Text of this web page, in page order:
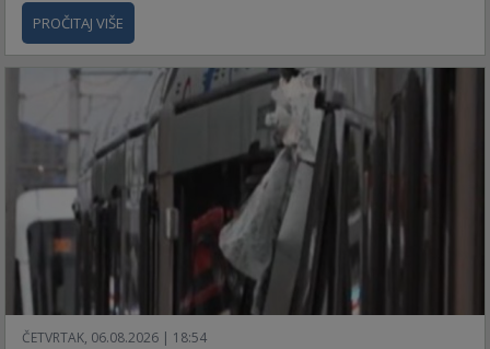
PROČITAJ VIŠE
ČETVRTAK, 06.08.2026 | 18:54